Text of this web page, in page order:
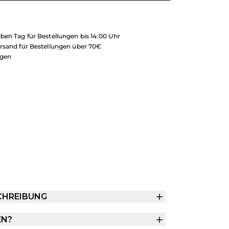
Tag für Bestellungen bis 14:00 Uhr
für Bestellungen über 70€